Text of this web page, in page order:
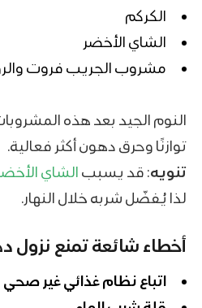
الكركم
الشاي الأخضر
مشروب الجريب فروت
النوم الجيد بعد هذه
توازنًا وحرق دهون أكثر فعالية.
تنويه: قد يسبب الشاي
لذا يُفضّل شربه خلال النهار.
أخطاء شائعة تمنع نزول
اتباع نظام غذائي غير صحي